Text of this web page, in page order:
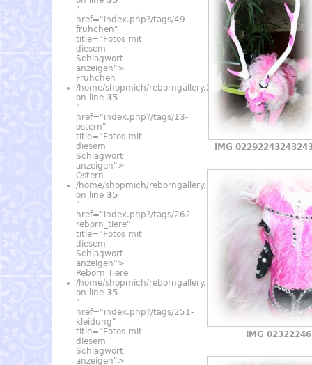
"
href="index.php?/tags/49-
fruhchen"
title="Fotos mit
diesem
Schlagwort
anzeigen">
Frühchen
/home/shopmich/reborngallery.24find.de/_data/
on line 35
"
href="index.php?/tags/13-
ostern"
title="Fotos mit
diesem
Schlagwort
anzeigen">
Ostern
/home/shopmich/reborngallery.24find.de/_data/
on line 35
"
href="index.php?/tags/262-
reborn_tiere"
title="Fotos mit
diesem
Schlagwort
anzeigen">
Reborn Tiere
/home/shopmich/reborngallery.24find.de/_data/
on line 35
"
href="index.php?/tags/251-
kleidung"
title="Fotos mit
diesem
Schlagwort
anzeigen">
IMG
IMG